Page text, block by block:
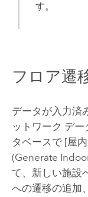
す。
フロア遷
データが入力済
ットワーク デ
タベースで [屋
(Generate
て、新しい施設
への遷移の追加